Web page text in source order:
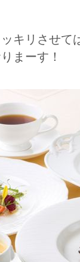
キリさせて
まーす！